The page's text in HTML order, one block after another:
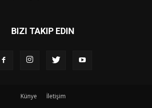
BIZI TAKIP EDIN
Künye İletişim